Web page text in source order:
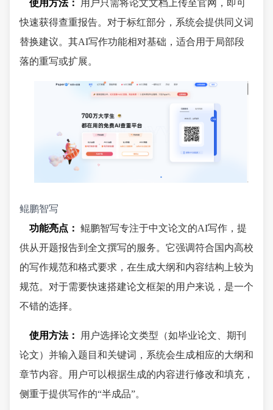
使用方法：
用户只需将论文文档上传至官网，即可
快速获得查重报告。对于标红部分，系统会提供同义词
替换建议。其AI写作功能相对基础，适合用于局部段
落的重写或扩展。
鲲鹏智写
功能亮点： 鲲鹏智写专注于中文论文的AI写作，提
供从开题报告到全文撰写的服务。它强调符合国内高校
的写作规范和格式要求，在生成大纲和内容结构上较为
规范。对于需要快速搭建论文框架的用户来说，是一个
不错的选择。
使用方法：
用户选择论文类型（如毕业论文、期刊
论文）并输入题目和关键词，系统会生成相应的大纲和
章节内容。用户可以根据生成的内容进行修改和填充，
侧重于提供写作的“半成品”。